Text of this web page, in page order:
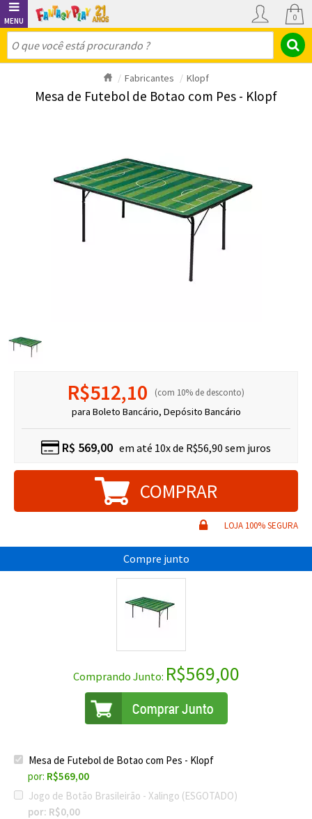
0
Fabricantes Klopf
Mesa de Futebol de Botao com Pes - Klopf
10% de desconto
para Boleto Bancário, Depósito Bancário
R$512,10
R$ 569,00 10x de R$56,90
Compre junto
Comprando Junto: R$569,00
Mesa de Futebol de Botao com Pes - Klopf
por: R$569,00
Jogo de Botão Brasileirão - Xalingo (ESGOTADO)
por: R$0,00